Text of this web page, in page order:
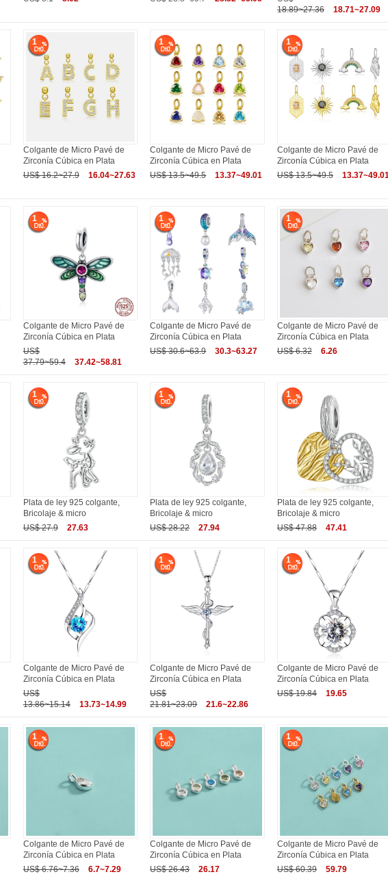
18.89~27.36
18.71~27.09
1
Colgante de Micro Pavé de
Zirconía Cúbica en Plata
US$ 16.2~27.9
16.04~27.63
1
Colgante de Micro Pavé de
Zirconía Cúbica en Plata
US$ 13.5~49.5
13.37~49.01
1
Colgante de Micro Pavé de
Zirconía Cúbica en Plata
US$ 13.5~49.5
1
Colgante de Micro Pavé de
Zirconía Cúbica en Plata
US$
37.79~59.4
37.42~58.81
1
Colgante de Micro Pavé de
Zirconía Cúbica en Plata
US$ 30.6~63.9
30.3~63.27
1
Colgante de Micro Pavé de
Zirconía Cúbica en Plata
US$ 6.32
6.26
1
Plata de ley 925 colgante,
Bricolaje & micro
US$ 27.9
27.63
1
Plata de ley 925 colgante,
Bricolaje & micro
US$ 28.22
27.94
1
Plata de ley 925 colgante,
Bricolaje & micro
US$ 47.88
47.41
1
Colgante de Micro Pavé de
Zirconía Cúbica en Plata
US$
13.86~15.14
13.73~14.99
1
Colgante de Micro Pavé de
Zirconía Cúbica en Plata
US$
21.81~23.09
21.6~22.86
1
Colgante de Micro Pavé de
Zirconía Cúbica en Plata
US$ 19.84
19.65
1
Colgante de Micro Pavé de
Zirconía Cúbica en Plata
US$ 6.76~7.36
6.7~7.29
1
Colgante de Micro Pavé de
Zirconía Cúbica en Plata
US$ 26.43
26.17
1
Colgante de Micro Pavé de
Zirconía Cúbica en Plata
US$ 60.39
59.79